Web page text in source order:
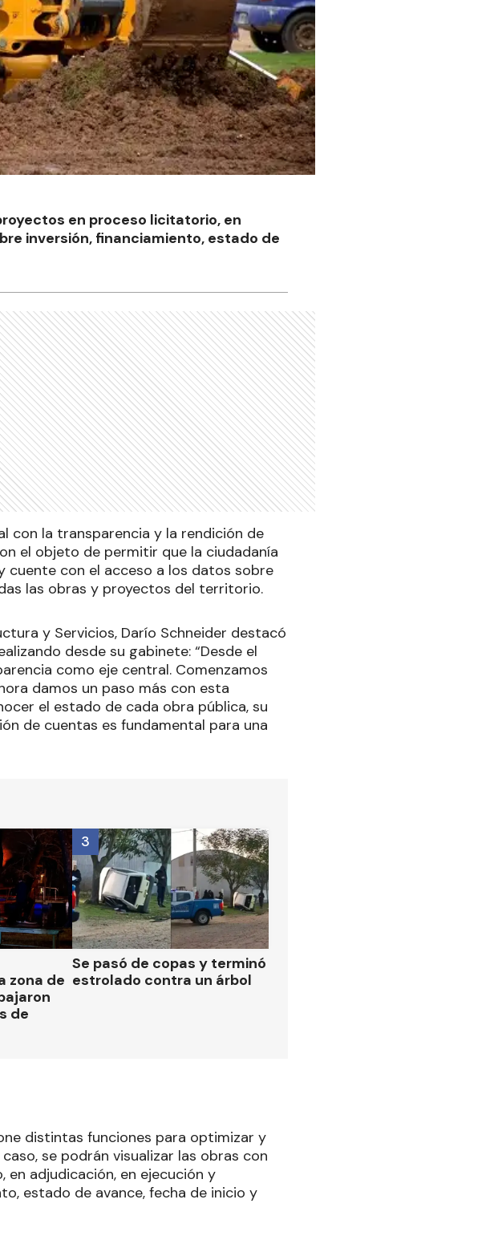
en proceso licitatorio, en
inversión, financiamiento, estado de
con la transparencia y la rendición de
el objeto de permitir que la ciudadanía
cuente con el acceso a los datos sobre
las obras y proyectos del territorio.
y Servicios, Darío Schneider destacó
desde su gabinete: “Desde el
como eje central. Comenzamos
damos un paso más con esta
el estado de cada obra pública, su
de cuentas es fundamental para una
zona de
de
Se pasó de copas y terminó
estrolado contra un árbol
3
distintas funciones para optimizar y
se podrán visualizar las obras con
adjudicación, en ejecución y
estado de avance, fecha de inicio y